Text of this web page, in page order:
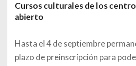
Cursos culturales de los
abierto
Hasta el 4 de septiembre
plazo de preinscripción para